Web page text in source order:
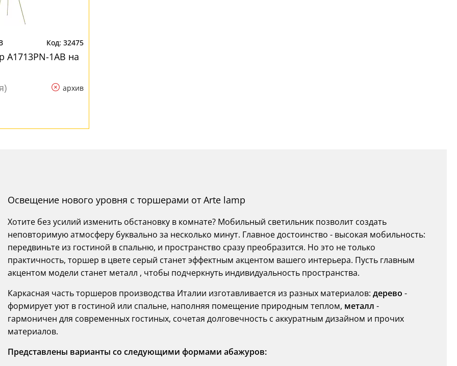
32475
1AB на
архив
Освещение нового уровня с торшерами от Arte lamp
Хотите без усилий изменить обстановку в комнате? Мобильный светильник позволит создать
неповторимую атмосферу буквально за несколько минут. Главное достоинство - высокая мобильность:
передвиньте из гостиной в спальню, и пространство сразу преобразится. Но это не только
практичность, торшер в цвете серый станет эффектным акцентом вашего интерьера. Пусть главным
акцентом модели станет металл , чтобы подчеркнуть индивидуальность пространства.
Каркасная часть торшеров производства Италии изготавливается из разных материалов: дерево -
формирует уют в гостиной или спальне, наполняя помещение природным теплом, металл -
гармоничен для современных гостиных, сочетая долговечность с аккуратным дизайном и прочих
материалов.
Представлены варианты со следующими формами абажуров: